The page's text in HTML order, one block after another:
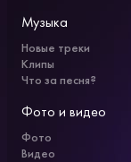
Музыка
Новые треки
Клипы
Что за песня?
Фото и видео
Фото
Видео